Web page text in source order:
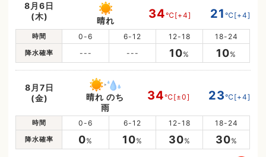
8月6日
(木)
晴れ 34℃[+4] 21 ℃[+4]
時間 0-6 6-12 12-18 18-24
降水確率 --- --- 10% 10%
8月7日
(金)
晴れ のち
雨
34℃[±0] 23℃[+4]
時間 0-6 6-12 12-18 18-24
降水確率 0% 10% 30% 30%